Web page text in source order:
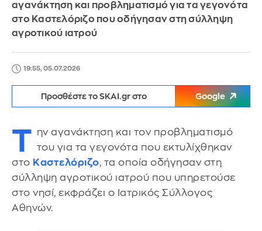
αγανάκτηση και προβληματισμό για τα γεγονότα
στο Καστελόριζο που οδήγησαν στη σύλληψη
αγροτικού ιατρού
19:55, 05.07.2026
Προσθέστε το SKAI.gr στο Google
Τ ην αγανάκτηση και τον προβληματισμό
του για τα γεγονότα που εκτυλίχθηκαν
στο Καστελόριζο, τα οποία οδήγησαν στη
σύλληψη αγροτικού ιατρού που υπηρετούσε
στο νησί, εκφράζει ο Ιατρικός Σύλλογος
Αθηνών.